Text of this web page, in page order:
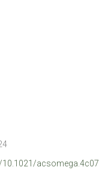
acsomega.4c07